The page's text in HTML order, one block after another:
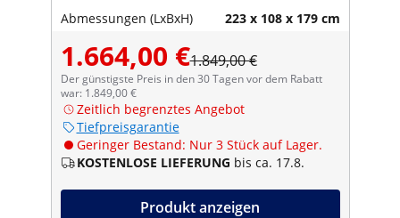
Abmessungen (LxBxH) 223 x 108 x 179 cm
1.664,00 €1.849,00 €
Der günstigste Preis in den 30 Tagen vor dem Rabatt
war: 1.849,00 €
Zeitlich begrenztes Angebot
Tiefpreisgarantie
Geringer Bestand: Nur 3 Stück auf Lager.
KOSTENLOSE LIEFERUNG bis ca. 17.8.
Produkt anzeigen